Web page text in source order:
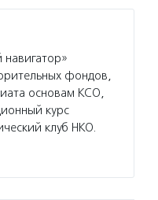
фондов,
основам КСО,
курс
клуб НКО.